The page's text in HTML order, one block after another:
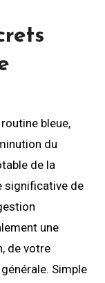
bleue,
du
de la
significative de
une
de votre
Simple